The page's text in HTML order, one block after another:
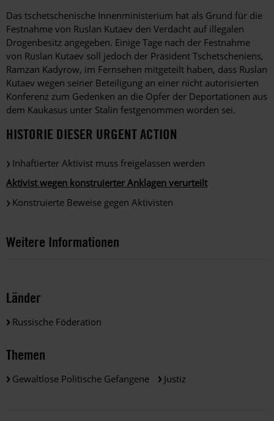
Das tschetschenische Innenministerium hat als Grund für die
Festnahme von Ruslan Kutaev den Verdacht auf illegalen
Drogenbesitz angegeben. Einige Tage nach der Festnahme
von Ruslan Kutaev soll jedoch der Präsident Tschetscheniens,
Ramzan Kadyrow, im Fernsehen mitgeteilt haben, dass Ruslan
Kutaev wegen seiner Beteiligung an einer nicht autorisierten
Konferenz zum Gedenken an die Opfer der Deportationen aus
dem Kaukasus unter Stalin festgenommen worden sei.
HISTORIE DIESER URGENT ACTION
Inhaftierter Aktivist muss freigelassen werden
Aktivist wegen konstruierter Anklagen verurteilt
Konstruierte Beweise gegen Aktivisten
Weitere Informationen
Länder
Russische Föderation
Themen
Gewaltlose Politische Gefangene Justiz